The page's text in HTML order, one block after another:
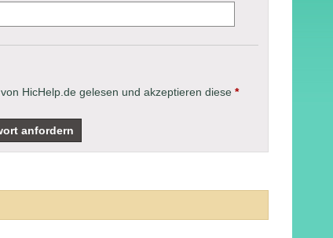
von HicHelp.de gelesen und akzeptieren diese *